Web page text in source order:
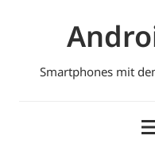
Smartphones mit